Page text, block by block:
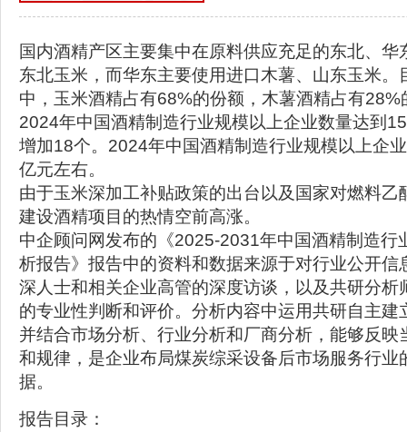
国内酒精产区主要集中在原料供应充足的东北、华
东北玉米，而华东主要使用进口木薯、山东玉米。
中，玉米酒精占有68%的份额，木薯酒精占有28%
2024年中国酒精制造行业规模以上企业数量达到
增加18个。2024年中国酒精制造行业规模以上企
亿元左右。
由于玉米深加工补贴政策的出台以及国家对燃料乙
建设酒精项目的热情空前高涨。
中企顾问网发布的《2025-2031年中国酒精制造行
析报告》报告中的资料和数据来源于对行业公开信
深人士和相关企业高管的深度访谈，以及共研分析
的专业性判断和评价。分析内容中运用共研自主建
并结合市场分析、行业分析和厂商分析，能够反映
和规律，是企业布局煤炭综采设备后市场服务行业
据。
报告目录：